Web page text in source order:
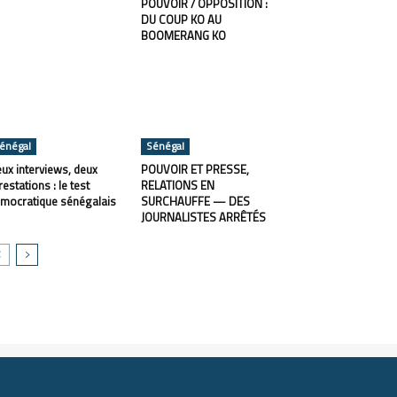
POUVOIR / OPPOSITION :
DU COUP KO AU
BOOMERANG KO
interviews, deux
: le test
sénégalais
Sénégal
POUVOIR ET PRESSE,
RELATIONS EN
SURCHAUFFE — DES
JOURNALISTES ARRÊTÉS